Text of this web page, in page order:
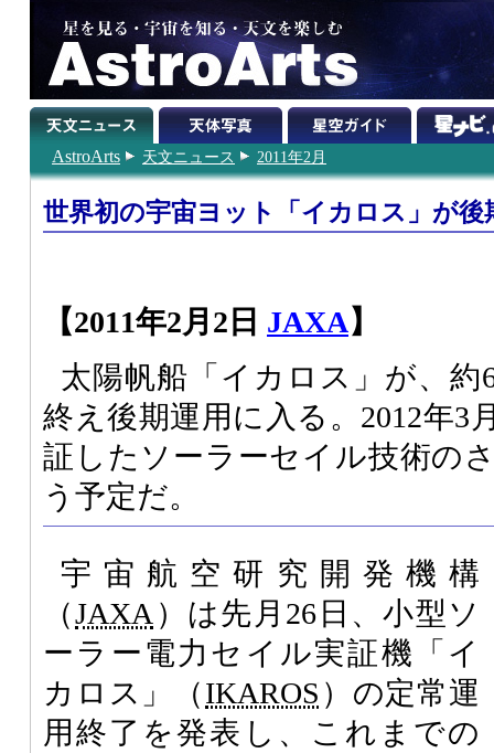
AstroArts 天文ニュース 2011年2月
世界初の宇宙ヨット「イカロス」が後
【2011年2月2日 JAXA】
太陽帆船「イカロス」が、約
終え後期運用に入る。2012年3
証したソーラーセイル技術の
う予定だ。
宇宙航空研究開発機構
（JAXA ）は先月26日、小型ソ
ーラー電力セイル実証機「イ
カロス」（IKAROS ）の定常運
用終了を発表し、これまでの